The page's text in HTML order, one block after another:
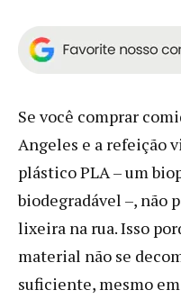
Se você comprar
Angeles e a refeição
plástico PLA – um
biodegradável –, não
lixeira na rua. Isso
material não se
suficiente, mesmo